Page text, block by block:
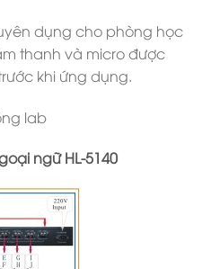
dụng cho phòng học
thanh và micro được
khi ứng dụng.
lab
ngữ HL-5140